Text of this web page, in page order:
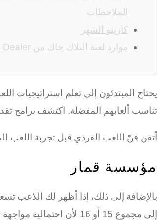
الملاحظات
كازينو الشهر
موارد لعبة البلاك جاك من Alive Dealer
يحتاج المبتدئون إلى تعلم استراتيجيات
تناسب ألعابهم المفضلة. اكتشف برامج
أتقن فنّ اللعب الفردي قبل تجربة اللعب
مؤسسة قمار
بالإضافة إلى ذلك، إذا أظهر لك اللاعب
إلى مجموع 15 أو 16